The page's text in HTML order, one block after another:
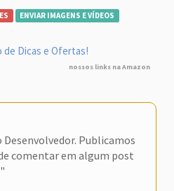
ENVIAR IMAGENS E VÍDEOS
de Dicas e Ofertas!
nossos links na Amazon
Desenvolvedor. Publicamos
comentar em algum post